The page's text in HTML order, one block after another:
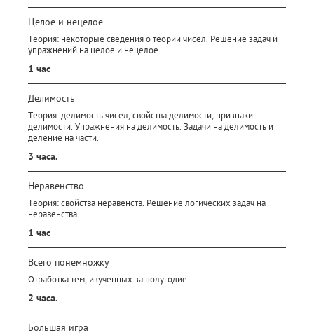
Целое и нецелое
Теория: некоторые сведения о теории чисел. Решение задач и
упражнений на целое и нецелое
1 час
Делимость
Теория: делимость чисел, свойства делимости, признаки
делимости. Упражнения на делимость. Задачи на делимость и
деление на части.
3 часа.
Неравенство
Теория: свойства неравенств. Решение логических задач на
неравенства
1 час
Всего понемножку
Отработка тем, изученных за полугодие
2 часа.
Большая игра